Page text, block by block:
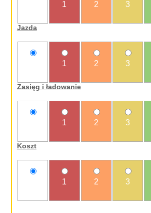
1 2 3
Jazda
1 2 3
Zasięg i ładowanie
1 2 3
Koszt
1 2 3